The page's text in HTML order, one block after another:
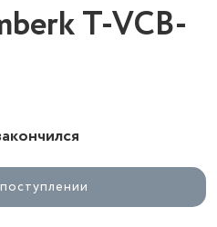
T-VCB-